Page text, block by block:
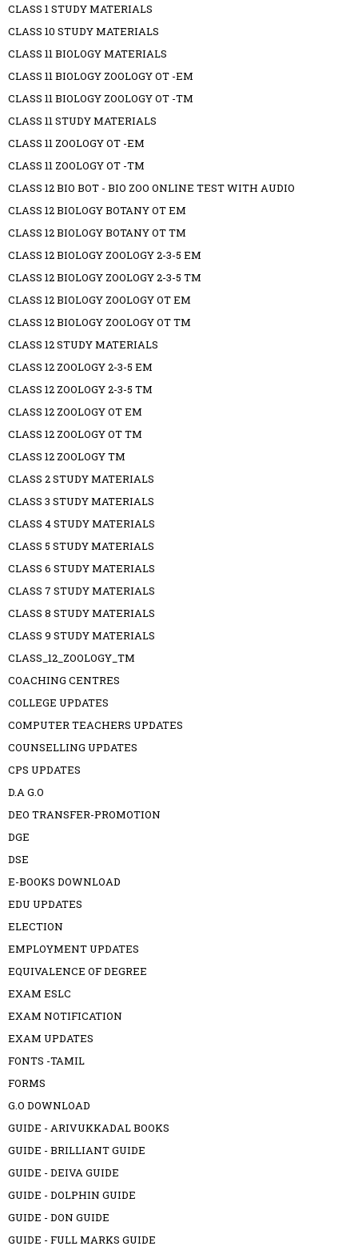
CLASS 1 STUDY MATERIALS
CLASS 10 STUDY MATERIALS
CLASS 11 BIOLOGY MATERIALS
CLASS 11 BIOLOGY ZOOLOGY OT -EM
CLASS 11 BIOLOGY ZOOLOGY OT -TM
CLASS 11 STUDY MATERIALS
CLASS 11 ZOOLOGY OT -EM
CLASS 11 ZOOLOGY OT -TM
CLASS 12 BIO BOT - BIO ZOO ONLINE TEST WITH AUDIO
CLASS 12 BIOLOGY BOTANY OT EM
CLASS 12 BIOLOGY BOTANY OT TM
CLASS 12 BIOLOGY ZOOLOGY 2-3-5 EM
CLASS 12 BIOLOGY ZOOLOGY 2-3-5 TM
CLASS 12 BIOLOGY ZOOLOGY OT EM
CLASS 12 BIOLOGY ZOOLOGY OT TM
CLASS 12 STUDY MATERIALS
CLASS 12 ZOOLOGY 2-3-5 EM
CLASS 12 ZOOLOGY 2-3-5 TM
CLASS 12 ZOOLOGY OT EM
CLASS 12 ZOOLOGY OT TM
CLASS 12 ZOOLOGY TM
CLASS 2 STUDY MATERIALS
CLASS 3 STUDY MATERIALS
CLASS 4 STUDY MATERIALS
CLASS 5 STUDY MATERIALS
CLASS 6 STUDY MATERIALS
CLASS 7 STUDY MATERIALS
CLASS 8 STUDY MATERIALS
CLASS 9 STUDY MATERIALS
CLASS_12_ZOOLOGY_TM
COACHING CENTRES
COLLEGE UPDATES
COMPUTER TEACHERS UPDATES
COUNSELLING UPDATES
CPS UPDATES
D.A G.O
DEO TRANSFER-PROMOTION
DGE
DSE
E-BOOKS DOWNLOAD
EDU UPDATES
ELECTION
EMPLOYMENT UPDATES
EQUIVALENCE OF DEGREE
EXAM ESLC
EXAM NOTIFICATION
EXAM UPDATES
FONTS -TAMIL
FORMS
G.O DOWNLOAD
GUIDE - ARIVUKKADAL BOOKS
GUIDE - BRILLIANT GUIDE
GUIDE - DEIVA GUIDE
GUIDE - DOLPHIN GUIDE
GUIDE - DON GUIDE
GUIDE - FULL MARKS GUIDE